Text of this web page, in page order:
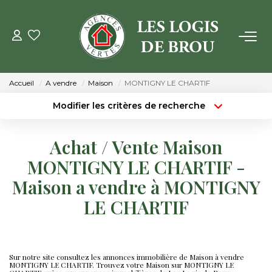
ESTIMATION
NOTRE AGENCE
Notre Équipe
Accueil A vendre Maison MONTIGNY LE CHARTIF
Modifier les critères de recherche
Sélectionnez...
Type de bien
Surface min
Budget max Plus de critères
Créer une alerte
Achat / Vente Maison
MONTIGNY LE CHARTIF -
Maison a vendre à MONTIGNY
LE CHARTIF
Sur notre site consultez les annonces immobilière de Maison à vendre
MONTIGNY LE CHARTIF. Trouvez votre Maison sur MONTIGNY LE